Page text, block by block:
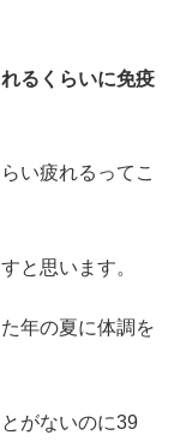
るくらいに免疫
い疲れるってこ
と思います。
年の夏に体調を
がないのに39